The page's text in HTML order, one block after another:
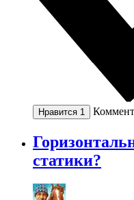
Нравится 1
статики?